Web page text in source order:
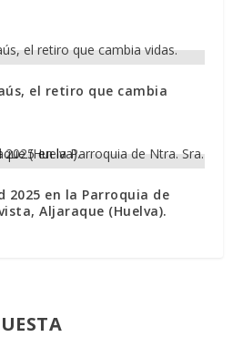
el retiro que cambia
2025 en la Parroquia de
Aljaraque (Huelva).